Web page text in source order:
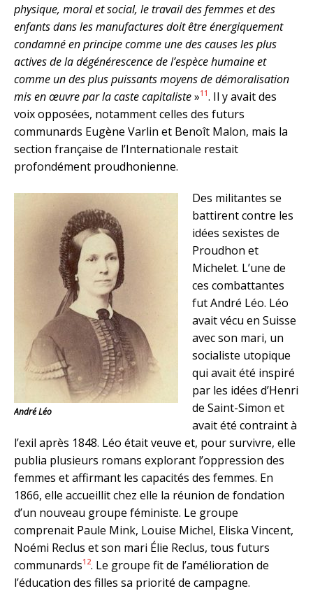
physique, moral et social, le travail des femmes et des
enfants dans les manufactures doit être énergiquement
condamné en principe comme une des causes les plus
actives de la dégénérescence de l’espèce humaine et
comme un des plus puissants moyens de démoralisation
mis en œuvre par la caste capitaliste»11. Il y avait des
voix opposées, notamment celles des futurs
communards Eugène Varlin et Benoît Malon, mais la
section française de l’Internationale restait
profondément proudhonienne.
André Léo
Des militantes se
battirent contre les
idées sexistes de
Proudhon et
Michelet. L’une de
ces combattantes
fut André Léo. Léo
avait vécu en Suisse
avec son mari, un
socialiste utopique
qui avait été inspiré
par les idées d’Henri
de Saint-Simon et
avait été contraint à
l’exil après 1848. Léo était veuve et, pour survivre, elle
publia plusieurs romans explorant l’oppression des
femmes et affirmant les capacités des femmes. En
1866, elle accueillit chez elle la réunion de fondation
d’un nouveau groupe féministe. Le groupe
comprenait Paule Mink, Louise Michel, Eliska Vincent,
Noémi Reclus et son mari Élie Reclus, tous futurs
communards12. Le groupe fit de l’amélioration de
l’éducation des filles sa priorité de campagne.